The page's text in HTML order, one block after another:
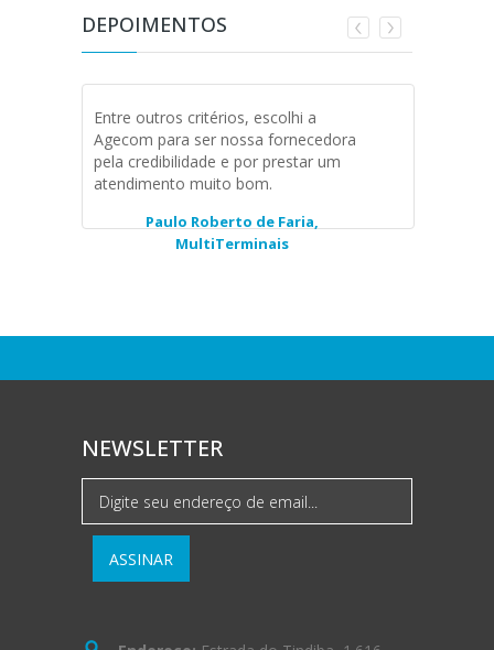
DEPOIMENTOS
Entre outros critérios, escolhi a
Agecom para ser nossa fornecedora
pela credibilidade e por prestar um
atendimento muito bom.
Paulo Roberto de Faria,
MultiTerminais
NEWSLETTER